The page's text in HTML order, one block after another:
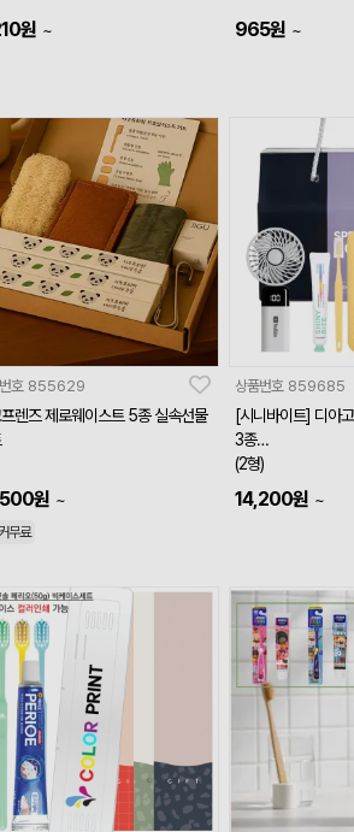
원 ~ 965원 ~
호 855629
렌즈 제로웨이스트 5종 실속선물
원 ~
무료
상품번호 859685
[시니바이트] 디아
3종
(2형)
14,200원 ~